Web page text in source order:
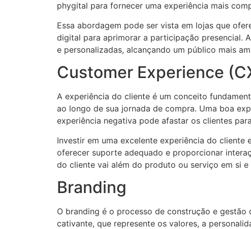
phygital para fornecer uma experiência mais
Essa abordagem pode ser vista em lojas que
digital para aprimorar a participação presencial.
e personalizadas, alcançando um público mais
Customer Experience
A experiência do cliente é um conceito
ao longo de sua jornada de compra. Uma boa
experiência negativa pode afastar os clientes
Investir em uma excelente experiência do
oferecer suporte adequado e proporcionar
do cliente vai além do produto ou serviço em si
Branding
O branding é o processo de construção e
cativante, que represente os valores, a